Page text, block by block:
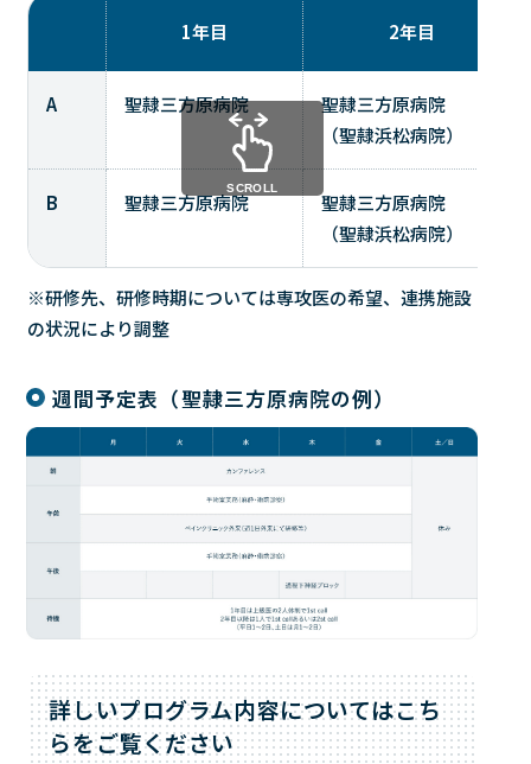
1年目 2年目
A 聖隷三方原病院
聖隷三方原病院
（聖隷浜松病院）
B 聖隷三方原病院
聖隷三方原病院
（聖隷浜松病院）
SCROLL
※研修先、研修時期については専攻医の希望、連携施設
の状況により調整
週間予定表（聖隷三方原病院の例）
詳しいプログラム内容についてはこち
らをご覧ください